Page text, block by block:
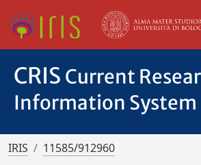
CRIS Current
Information System
IRIS 11585/912960